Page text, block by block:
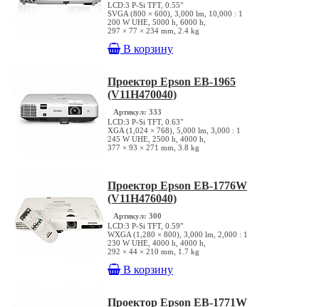
LCD:3 P-Si TFT, 0.55"
SVGA (800 × 600), 3,000 lm, 10,000 : 1
200 W UHE, 5000 h, 6000 h,
297 × 77 × 234 mm, 2.4 kg
В корзину
Проектор Epson EB-1965
(V11H470040)
Артикул: 333
LCD:3 P-Si TFT, 0.63"
XGA (1,024 × 768), 5,000 lm, 3,000 : 1
245 W UHE, 2500 h, 4000 h,
377 × 93 × 271 mm, 3.8 kg
Проектор Epson EB-1776W
(V11H476040)
Артикул: 300
LCD:3 P-Si TFT, 0.59"
WXGA (1,280 × 800), 3,000 lm, 2,000 : 1
230 W UHE, 4000 h, 4000 h,
292 × 44 × 210 mm, 1.7 kg
В корзину
Проектор Epson EB-1771W